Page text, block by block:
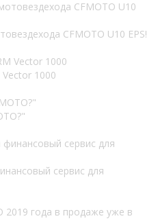
CFMOTO U10 EPS!
1000
сервис для